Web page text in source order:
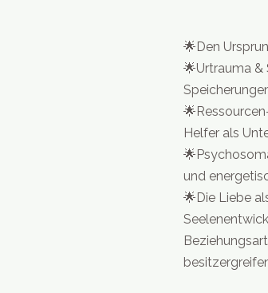
🌟Den
🌟Urtrauma &
🌟
Helfer als
🌟
und
🌟Die Liebe